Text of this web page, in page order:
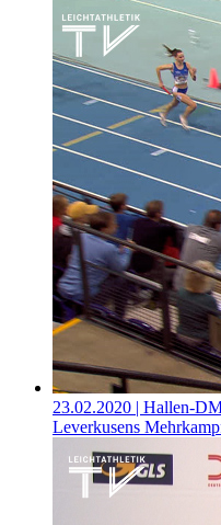
23.02.2020 | Hallen-
Leverkusens